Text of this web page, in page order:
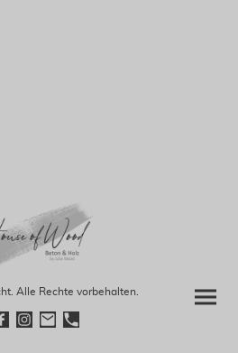
Alle Rechte vorbehalten.